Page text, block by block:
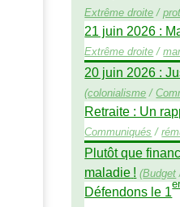
Extrême droite /
21 juin 2026 :
Extrême droite /
20 juin 2026 :
(colonialisme /
Retraite : Un
Communiqués /
Plutôt que
maladie ! (Budget
Défendons le 1